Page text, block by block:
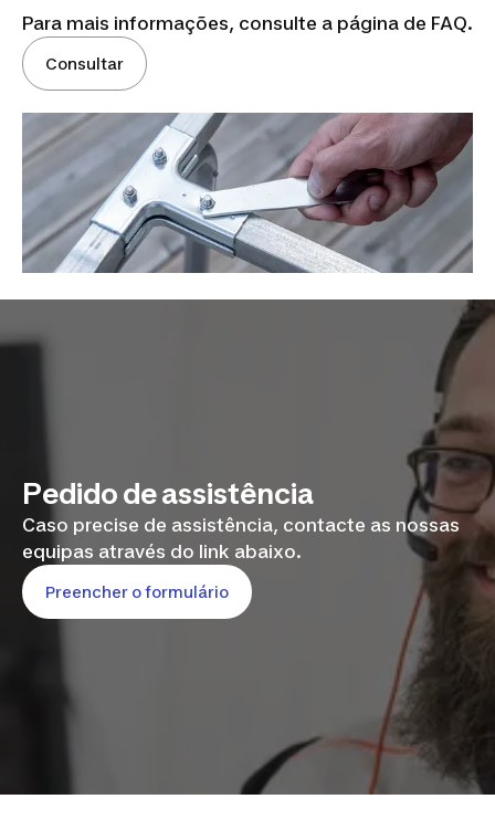
Para mais informações, consulte a página de FAQ.
Consultar
Pedido de assistência
Caso precise de assistência, contacte as nossas
equipas através do link abaixo.
Preencher o formulário